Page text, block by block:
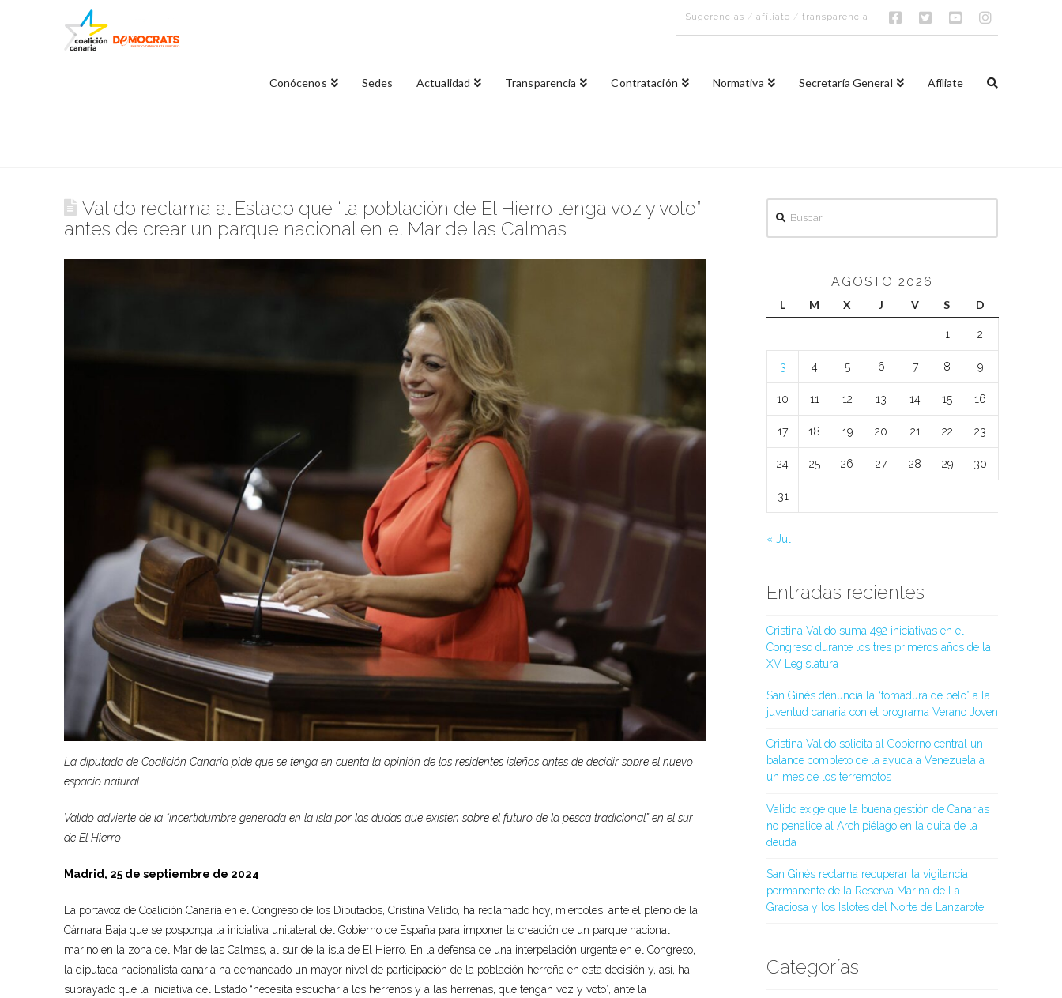
Sugerencias /afíliate /transparencia
Conócenos Sedes Actualidad Transparencia Contratación Normativa Secretaría General Afíliate
Valido reclama al Estado que “la población de El Hierro tenga voz y voto”
antes de crear un parque nacional en el Mar de las Calmas
La diputada de Coalición Canaria pide que se tenga en cuenta la opinión de los residentes isleños antes de decidir sobre el nuevo
espacio natural
Valido advierte de la “incertidumbre generada en la isla por las dudas que existen sobre el futuro de la pesca tradicional” en el sur
de El Hierro
Madrid, 25 de septiembre de 2024
La portavoz de Coalición Canaria en el Congreso de los Diputados, Cristina Valido, ha reclamado hoy, miércoles, ante el pleno de la
Cámara Baja que se posponga la iniciativa unilateral del Gobierno de España para imponer la creación de un parque nacional
marino en la zona del Mar de las Calmas, al sur de la isla de El Hierro. En la defensa de una interpelación urgente en el Congreso,
la diputada nacionalista canaria ha demandado un mayor nivel de participación de la población herreña en esta decisión y, así, ha
subrayado que la iniciativa del Estado “necesita escuchar a los herreños y a las herreñas, que tengan voz y voto”, ante la
AGOSTO 2026
L M X J V S D
1 2
3 4 5 6 7 8 9
10 11 12 13 14 15 16
17 18 19 20 21 22 23
24 25 26 27 28 29 30
31
« Jul
Entradas recientes
Cristina Valido suma 492 iniciativas en el
Congreso durante los tres primeros años de la
XV Legislatura
San Ginés denuncia la “tomadura de pelo” a la
juventud canaria con el programa Verano Joven
Cristina Valido solicita al Gobierno central un
balance completo de la ayuda a Venezuela a
un mes de los terremotos
Valido exige que la buena gestión de Canarias
no penalice al Archipiélago en la quita de la
deuda
San Ginés reclama recuperar la vigilancia
permanente de la Reserva Marina de La
Graciosa y los Islotes del Norte de Lanzarote
Categorías